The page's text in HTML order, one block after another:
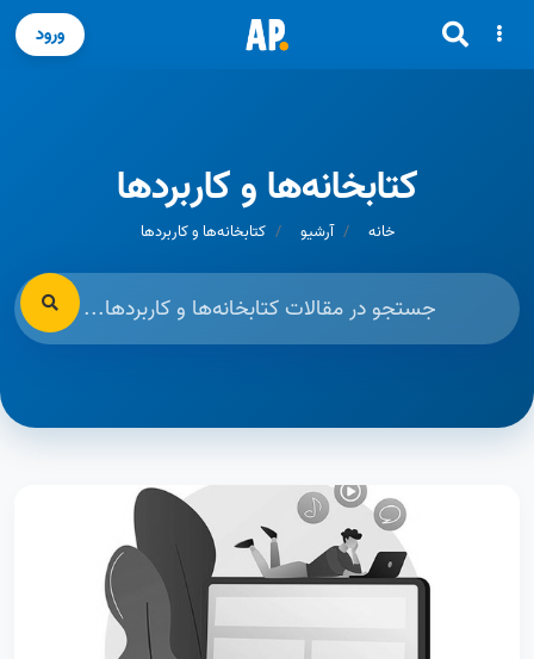
ورود
کتابخانه‌ها و کاربردها
خانه آرشیو کتابخانه‌ها و کاربردها